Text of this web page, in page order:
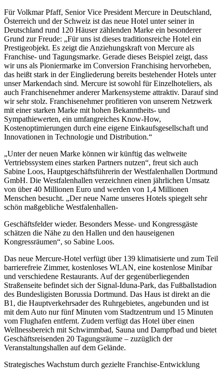
Für Volkmar Pfaff, Senior Vice President Mercure in Deutschland,
Österreich und der Schweiz ist das neue Hotel unter seiner in
Deutschland rund 120 Häuser zählenden Marke ein besonderer
Grund zur Freude: „Für uns ist dieses traditionsreiche Hotel ein
Prestigeobjekt. Es zeigt die Anziehungskraft von Mercure als
Franchise- und Tagungsmarke. Gerade dieses Beispiel zeigt, dass
wir uns als Pioniermarke im Conversion Franchising hervorheben,
das heißt stark in der Eingliederung bereits bestehender Hotels unter
unser Markendach sind. Mercure ist sowohl für Einzelhoteliers, als
auch Franchisenehmer anderer Markensysteme attraktiv. Darauf sind
wir sehr stolz. Franchisenehmer profitieren von unserem Netzwerk
mit einer starken Marke mit hohen Bekanntheits- und
Sympathiewerten, ein umfangreiches Know-How,
Kostenoptimierungen durch eine eigene Einkaufsgesellschaft und
Innovationen in Technologie und Distribution.“
„Unter der neuen Marke können wir künftig das weltweite
Vertriebssystem eines starken Partners nutzen“, freut sich auch
Sabine Loos, Hauptgeschäftsführerin der Westfalenhallen Dortmund
GmbH. Die Westfalenhallen verzeichnen einen jährlichen Umsatz
von über 40 Millionen Euro und werden von 1,4 Millionen
Menschen besucht. „Der neue Name unseres Hotels spiegelt sehr
schön maßgebliche Westfalenhallen-
Geschäftsfelder wieder. Besonders Messe- und Kongressgäste
schätzen die Nähe zu den Hallen und den hauseigenen
Kongressräumen“, so Sabine Loos.
Das neue Mercure-Hotel verfügt über 139 klimatisierte und zum Teil
barrierefreie Zimmer, kostenloses WLAN, eine kostenlose Minibar
und verschiedene Restaurants. Auf der gegenüberliegenden
Straßenseite befindet sich der Signal-Iduna-Park, das Fußballstadion
des Bundesligisten Borussia Dortmund. Das Haus ist direkt an die
B1, die Hauptverkehrsader des Ruhrgebietes, angebunden und ist
mit dem Auto nur fünf Minuten vom Stadtzentrum und 15 Minuten
vom Flughafen entfernt. Zudem verfügt das Hotel über einen
Wellnessbereich mit Schwimmbad, Sauna und Dampfbad und bietet
Geschäftsreisenden 20 Tagungsräume – zuzüglich der
Veranstaltungshallen auf dem Gelände.
Strategisches Wachstum durch gezielte Franchise-Entwicklung